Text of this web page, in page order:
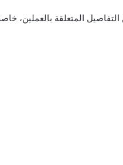
المتعلقة بالعملين،